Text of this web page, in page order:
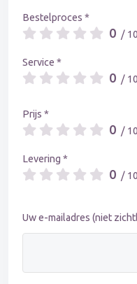
Bestelproces *
0 / 10
Service *
0 / 10
Prijs *
0 / 10
Levering *
0 / 10
Uw e-mailadres (niet